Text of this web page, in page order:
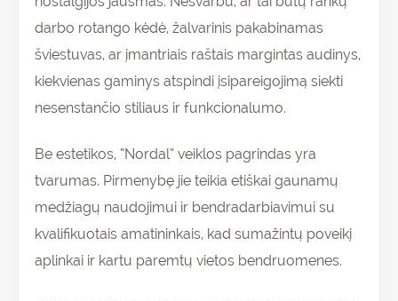
darbo rotango kėdė, žalvarinis pakabinamas
šviestuvas, ar įmantriais raštais margintas audinys,
kiekvienas gaminys atspindi įsipareigojimą siekti
nesenstančio stiliaus ir funkcionalumo.
Be estetikos, “Nordal” veiklos pagrindas yra
tvarumas. Pirmenybę jie teikia etiškai gaunamų
medžiagų naudojimui ir bendradarbiavimui su
kvalifikuotais amatininkais, kad sumažintų poveikį
aplinkai ir kartu paremtų vietos bendruomenes.